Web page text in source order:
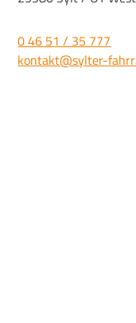
0 46 51 / 35 777
kontakt@sylter-